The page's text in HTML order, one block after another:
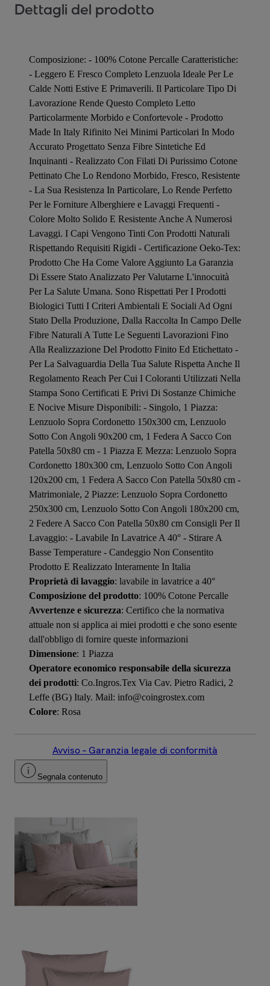
Dettagli del prodotto
Composizione: - 100% Cotone Percalle Caratteristiche:
- Leggero E Fresco Completo Lenzuola Ideale Per Le
Calde Notti Estive E Primaverili. Il Particolare Tipo Di
Lavorazione Rende Questo Completo Letto
Particolarmente Morbido e Confortevole - Prodotto
Made In Italy Rifinito Nei Minimi Particolari In Modo
Accurato Progettato Senza Fibre Sintetiche Ed
Inquinanti - Realizzato Con Filati Di Purissimo Cotone
Pettinato Che Lo Rendono Morbido, Fresco, Resistente
- La Sua Resistenza In Particolare, Lo Rende Perfetto
Per le Forniture Alberghiere e Lavaggi Frequenti -
Colore Molto Solido E Resistente Anche A Numerosi
Lavaggi. I Capi Vengono Tinti Con Prodotti Naturali
Rispettando Requisiti Rigidi - Certificazione Oeko-Tex:
Prodotto Che Ha Come Valore Aggiunto La Garanzia
Di Essere Stato Analizzato Per Valutarne L'innocuità
Per La Salute Umana. Sono Rispettati Per I Prodotti
Biologici Tutti I Criteri Ambientali E Sociali Ad Ogni
Stato Della Produzione, Dalla Raccolta In Campo Delle
Fibre Naturali A Tutte Le Seguenti Lavorazioni Fino
Alla Realizzazione Del Prodotto Finito Ed Etichettato -
Per La Salvaguardia Della Tua Salute Rispetta Anche Il
Regolamento Reach Per Cui I Coloranti Utilizzati Nella
Stampa Sono Certificati E Privi Di Sostanze Chimiche
E Nocive Misure Disponibili: - Singolo, 1 Piazza:
Lenzuolo Sopra Cordonetto 150x300 cm, Lenzuolo
Sotto Con Angoli 90x200 cm, 1 Federa A Sacco Con
Patella 50x80 cm - 1 Piazza E Mezza: Lenzuolo Sopra
Cordonetto 180x300 cm, Lenzuolo Sotto Con Angoli
120x200 cm, 1 Federa A Sacco Con Patella 50x80 cm -
Matrimoniale, 2 Piazze: Lenzuolo Sopra Cordonetto
250x300 cm, Lenzuolo Sotto Con Angoli 180x200 cm,
2 Federe A Sacco Con Patella 50x80 cm Consigli Per Il
Lavaggio: - Lavabile In Lavatrice A 40° - Stirare A
Basse Temperature - Candeggio Non Consentito
Prodotto E Realizzato Interamente In Italia
Proprietà di lavaggio: lavabile in lavatrice a 40°
Composizione del prodotto: 100% Cotone Percalle
Avvertenze e sicurezza: Certifico che la normativa
attuale non si applica ai miei prodotti e che sono esente
dall'obbligo di fornire queste informazioni
Dimensione: 1 Piazza
Operatore economico responsabile della sicurezza
dei prodotti: Co.Ingros.Tex Via Cav. Pietro Radici, 2
Leffe (BG) Italy. Mail: info@coingrostex.com
Colore: Rosa
Avviso – Garanzia legale di conformità
Segnala contenuto